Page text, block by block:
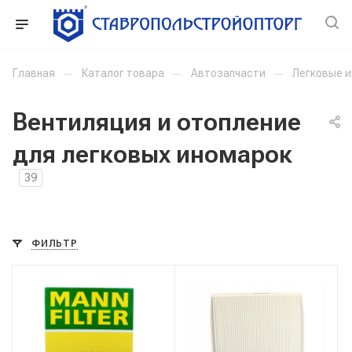
Главная — Каталог товара — Автозапчасти — Легковые
Вентиляция и отопление
для легковых иномарок
39
ФИЛЬТР